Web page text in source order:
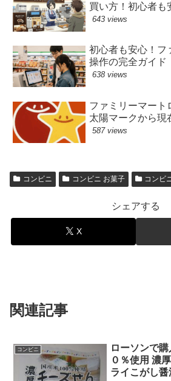
買い方！初心者も
643 views
初心者も安心！フ
操作の完全ガイド
638 views
ファミリーマート
太陽マークから現
587 views
コンビニ コンビニ お菓子 コンビ
シェアする
X
関連記事
コンビニ
ローソンで
０％使用 濃
ライこがし醤